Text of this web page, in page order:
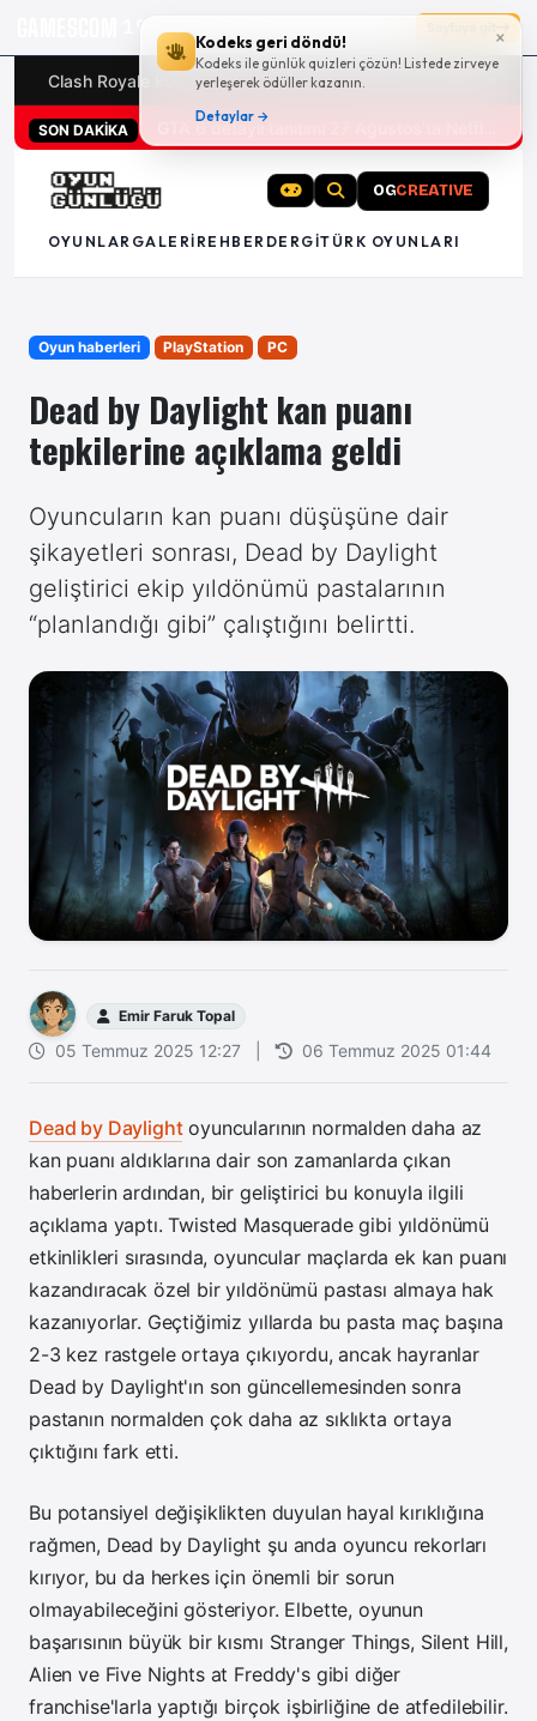
×
Kodeks geri döndü!
Kodeks ile günlük quizleri çözün! Listede zirveye
yerleşerek ödüller kazanın.
Detaylar →
19g 14:45:21
Clash Royale kodları Türk oyunları (PC ve konsollar) -
SON DAKİKA
OGCREATIVE
OYUNLAR GALERI REHBER DERGITÜRK OYUNLARI
Oyun haberleri PlayStation PC
Dead by Daylight kan puanı
tepkilerine açıklama geldi
Oyuncuların kan puanı düşüşüne dair
şikayetleri sonrası, Dead by Daylight
geliştirici ekip yıldönümü pastalarının
“planlandığı gibi” çalıştığını belirtti.
Emir Faruk Topal
05 Temmuz 2025 12:27 06 Temmuz 2025 01:44
Dead by Daylightoyuncularının normalden daha az
kan puanı aldıklarına dair son zamanlarda çıkan
haberlerin ardından, bir geliştirici bu konuyla ilgili
açıklama yaptı. Twisted Masquerade gibi yıldönümü
etkinlikleri sırasında, oyuncular maçlarda ek kan puanı
kazandıracak özel bir yıldönümü pastası almaya hak
kazanıyorlar. Geçtiğimiz yıllarda bu pasta maç başına
2-3 kez rastgele ortaya çıkıyordu, ancak hayranlar
Dead by Daylight'ın son güncellemesinden sonra
pastanın normalden çok daha az sıklıkta ortaya
çıktığını fark etti.
Bu potansiyel değişiklikten duyulan hayal kırıklığına
rağmen, Dead by Daylight şu anda oyuncu rekorları
kırıyor, bu da herkes için önemli bir sorun
olmayabileceğini gösteriyor. Elbette, oyunun
başarısının büyük bir kısmı Stranger Things, Silent Hill,
Alien ve Five Nights at Freddy's gibi diğer
franchise'larla yaptığı birçok işbirliğine de atfedilebilir.